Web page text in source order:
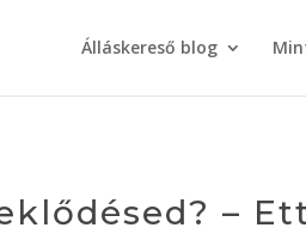
Álláskereső blog
–